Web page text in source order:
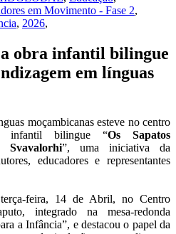
em Movimento - Fase 2,
, 2026,
obra infantil bilingue
em línguas
moçambicanas esteve no centro
infantil bilingue “Os Sapatos
Svavalorhi”, uma iniciativa da
educadores e representantes
feira, 14 de Abril, no Centro
integrado na mesa-redonda
a Infância”, e destacou o papel da